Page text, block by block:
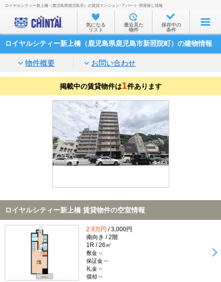
お部屋を探す
沿線・駅から
家賃相場から
通勤通学時間から
物件特集から
不動産会社から
TOP
ロイヤルシティー新上橋（鹿児島県鹿児島市）の賃貸マンション･アパート･部屋探し情報
気になる
リスト
最近見た
物件
保存中の
条件
ロイヤルシティー新上橋（鹿児島県鹿児島市新照院町）の建物情報
物件概要 お問い合わせ
掲載中の賃貸物件は1件あります
ロイヤルシティー新上橋 賃貸物件の空室情報
2.9万円 / 3,000円
南向き / 2階
1R / 26㎡
敷金 --
保証金 --
礼金 --
償却 --